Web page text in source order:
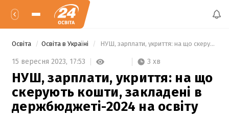
Освіта Освіта в Україні НУШ, зарплати, укриття: на що скерують кошти, закладені в держбюджеті-2024 на освіту
15 вересня 2023, 17:53 3 хв
НУШ, зарплати, укриття: на що
скерують кошти, закладені в
держбюджеті-2024 на освіту